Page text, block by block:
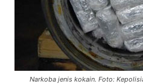
Narkoba jenis kokain. Foto: